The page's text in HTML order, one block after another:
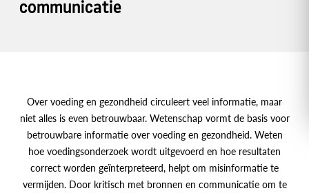
communicatie
Over voeding en gezondheid circuleert veel informatie, maar
niet alles is even betrouwbaar. Wetenschap vormt de basis voor
betrouwbare informatie over voeding en gezondheid. Weten
hoe voedingsonderzoek wordt uitgevoerd en hoe resultaten
correct worden geïnterpreteerd, helpt om misinformatie te
vermijden. Door kritisch met bronnen en communicatie om te